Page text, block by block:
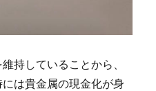
持していることから、
は貴金属の現金化が身